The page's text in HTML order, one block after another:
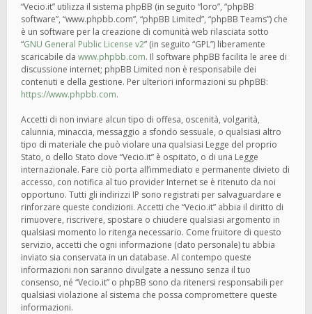
“Vecio.it” utilizza il sistema phpBB (in seguito “loro”, “phpBB
software”, “www.phpbb.com”, “phpBB Limited”, “phpBB Teams”) che
è un software per la creazione di comunità web rilasciata sotto
“GNU General Public License v2” (in seguito “GPL”) liberamente
scaricabile da www.phpbb.com. Il software phpBB facilita le aree di
discussione internet; phpBB Limited non è responsabile dei
contenuti e della gestione. Per ulteriori informazioni su phpBB:
https://www.phpbb.com.
Accetti di non inviare alcun tipo di offesa, oscenità, volgarità,
calunnia, minaccia, messaggio a sfondo sessuale, o qualsiasi altro
tipo di materiale che può violare una qualsiasi Legge del proprio
Stato, o dello Stato dove “Vecio.it” è ospitato, o di una Legge
internazionale. Fare ciò porta all’immediato e permanente divieto di
accesso, con notifica al tuo provider Internet se è ritenuto da noi
opportuno. Tutti gli indirizzi IP sono registrati per salvaguardare e
rinforzare queste condizioni. Accetti che “Vecio.it” abbia il diritto di
rimuovere, riscrivere, spostare o chiudere qualsiasi argomento in
qualsiasi momento lo ritenga necessario. Come fruitore di questo
servizio, accetti che ogni informazione (dato personale) tu abbia
inviato sia conservata in un database. Al contempo queste
informazioni non saranno divulgate a nessuno senza il tuo
consenso, né “Vecio.it” o phpBB sono da ritenersi responsabili per
qualsiasi violazione al sistema che possa compromettere queste
informazioni.